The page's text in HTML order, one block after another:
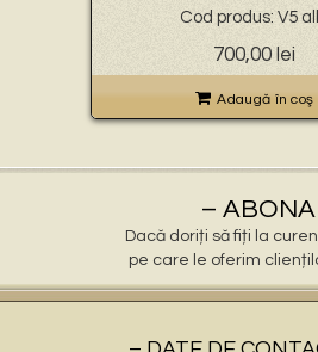
Cod produs: V5
700,00 lei
Adaugă în coş
–
Dacă doriți să fiți la
pe care le oferim